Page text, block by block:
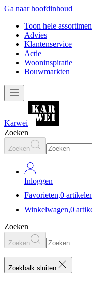
Ga naar hoofdinhoud
Toon hele
Advies
Klantenservice
Actie
Wooninspiratie
Bouwmarkten
Karwei
Zoeken
Zoeken
Inloggen
Favorieten,0
Winkelwagen,0
Zoeken
Zoeken
Zoekbalk sluiten